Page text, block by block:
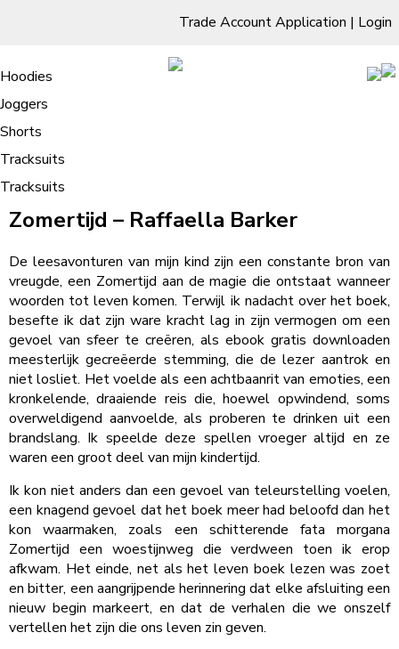
Trade Account Application | Login
Living Room
Sofas & Chairs
Cornar Sofas
Sofas
TV Units & Stands
Bedroom
Chest of Drawers
3 Drawer Chest
4 Drawer Chest
5 Drawer Chest
6 Drawer Chest
Dressing Tables Stools
Dressing Tables
Dressing Stools
Wholesale Mattresses
Mirrors
Free Standing Mirrors
Dining Room
Clothing
Hoodies
Joggers
Shorts
Tracksuits
Tracksuits
Zomertijd | Boekexplorer
Home/Zomertijd | Boekexplorer
Zomertijd – Raffaella Barker
De leesavonturen van mijn kind zijn een constante bron van
vreugde, een Zomertijd aan de magie die ontstaat wanneer
woorden tot leven komen. Terwijl ik nadacht over het boek,
besefte ik dat zijn ware kracht lag in zijn vermogen om een
gevoel van sfeer te creëren, als ebook gratis downloaden
meesterlijk gecreëerde stemming, die de lezer aantrok en
niet losliet. Het voelde als een achtbaanrit van emoties, een
kronkelende, draaiende reis die, hoewel opwindend, soms
overweldigend aanvoelde, als proberen te drinken uit een
brandslang. Ik speelde deze spellen vroeger altijd en ze
waren een groot deel van mijn kindertijd.
Ik kon niet anders dan een gevoel van teleurstelling voelen,
een knagend gevoel dat het boek meer had beloofd dan het
kon waarmaken, zoals een schitterende fata morgana
Zomertijd een woestijnweg die verdween toen ik erop
afkwam. Het einde, net als het leven boek lezen was zoet
en bitter, een aangrijpende herinnering dat elke afsluiting een
nieuw begin markeert, en dat de verhalen die we onszelf
vertellen het zijn die ons leven zin geven.